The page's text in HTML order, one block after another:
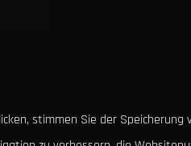
stimmen Sie der Speicherung